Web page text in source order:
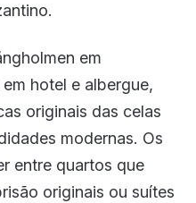
em
hotel e albergue,
originais das celas
modernas. Os
entre quartos que
originais ou suítes